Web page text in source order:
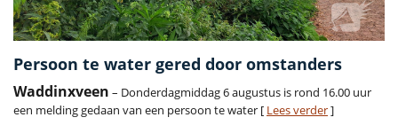
Persoon te water gered door omstanders
Waddinxveen – Donderdagmiddag 6 augustus is rond 16.00 uur
een melding gedaan van een persoon te water [ Lees verder]